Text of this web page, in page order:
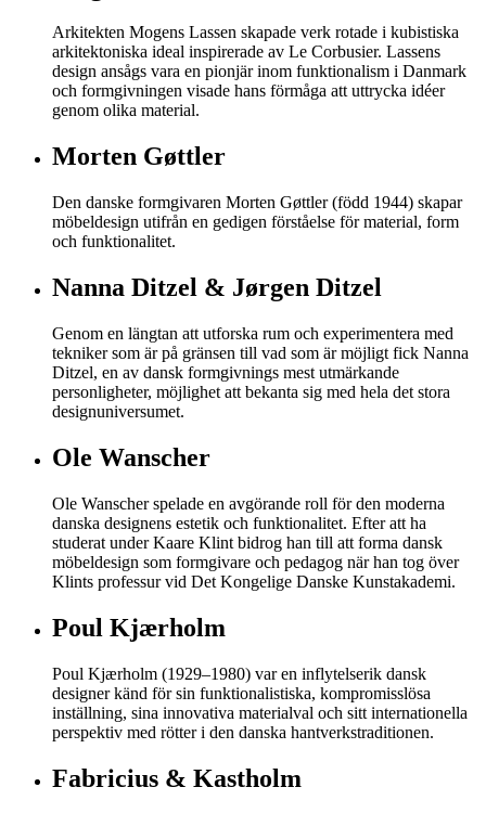
Arkitekten Mogens Lassen skapade verk rotade i kubistiska
arkitektoniska ideal inspirerade av Le Corbusier. Lassens
design ansågs vara en pionjär inom funktionalism i Danmark
och formgivningen visade hans förmåga att uttrycka idéer
genom olika material.
Morten Gøttler
Den danske formgivaren Morten Gøttler (född 1944) skapar
möbeldesign utifrån en gedigen förståelse för material, form
och funktionalitet.
Nanna Ditzel & Jørgen Ditzel
Genom en längtan att utforska rum och experimentera med
tekniker som är på gränsen till vad som är möjligt fick Nanna
Ditzel, en av dansk formgivnings mest utmärkande
personligheter, möjlighet att bekanta sig med hela det stora
designuniversumet.
Ole Wanscher
Ole Wanscher spelade en avgörande roll för den moderna
danska designens estetik och funktionalitet. Efter att ha
studerat under Kaare Klint bidrog han till att forma dansk
möbeldesign som formgivare och pedagog när han tog över
Klints professur vid Det Kongelige Danske Kunstakademi.
Poul Kjærholm
Poul Kjærholm (1929–1980) var en inflytelserik dansk
designer känd för sin funktionalistiska, kompromisslösa
inställning, sina innovativa materialval och sitt internationella
perspektiv med rötter i den danska hantverkstraditionen.
Fabricius & Kastholm